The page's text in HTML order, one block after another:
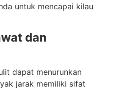
untuk mencapai kilau
dan
dapat menurunkan
jarak memiliki sifat